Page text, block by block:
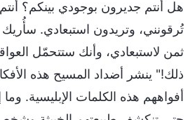
هل أنتم جديرون بوجودي بينكم؟ أنتم
تُرقونني، وتريدون استبعادي.
ثمن لاستبعادي، وأنك ستتحمّل
ذلك!" ينشر أضداد المسيح هذه
أفواههم هذه الكلمات الإبليسية.